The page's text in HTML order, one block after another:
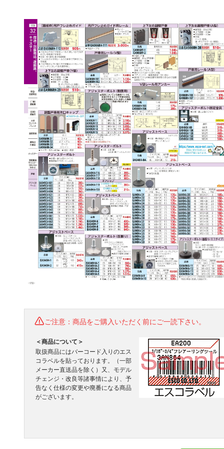
ご注意：商品をご購入いただく前にご一読下さい。
＜商品について＞
取扱商品にはバーコード入りのエス
コラベルを貼っております。（一部
メーカー直送品を除く）又、モデル
チェンジ・改良等諸事情により、予
告なく仕様の変更や廃番になる商品
がございます。